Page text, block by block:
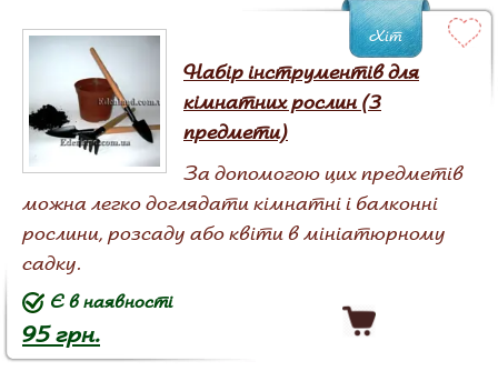
Набір інструментів для
кімнатних рослин (3
предмети)
За допомогою цих предметів
можна легко доглядати кімнатні і балконні
рослини, розсаду або квіти в мініатюрному
садку.
95 грн.
Є в наявності
Хіт